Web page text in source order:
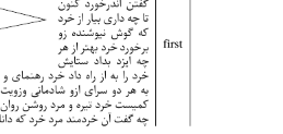
ptext[1]%
}